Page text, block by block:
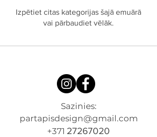
Izpētiet citas kategorijas šajā emuārā
vai pārbaudiet vēlāk.
Sazinies:
partapisdesign@gmail.com​
+371 27267020